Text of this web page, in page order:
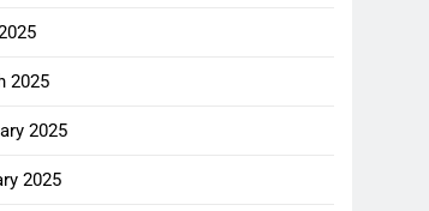
2025
2025
2025